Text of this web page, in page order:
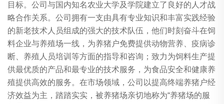
目标。公司与国内知名农业大学及学院建立了良好的人才战
略合作关系。公司拥有一支由具有专业知识和丰富实践经验
的新老技术人员组成的强大的技术队伍，他们时刻奋斗在饲
料企业与养殖场一线，为养猪户免费提供动物营养、疫病诊
断、养殖人员培训等方面的指导和咨询；致力为饲料生产提
供最优质的产品和最专业的技术服务，为食品安全和健康养
殖提供高效的服务。在市场领域，公司以提高终端养猪户经
济效益为主，踏踏实实，被养猪场亲切地称为“养猪场的服